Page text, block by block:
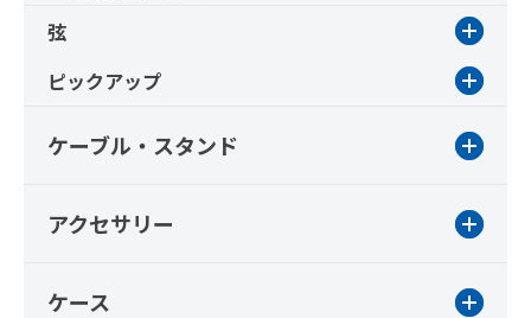
弦
ピックアップ
ケーブル・スタンド
アクセサリー
ケース